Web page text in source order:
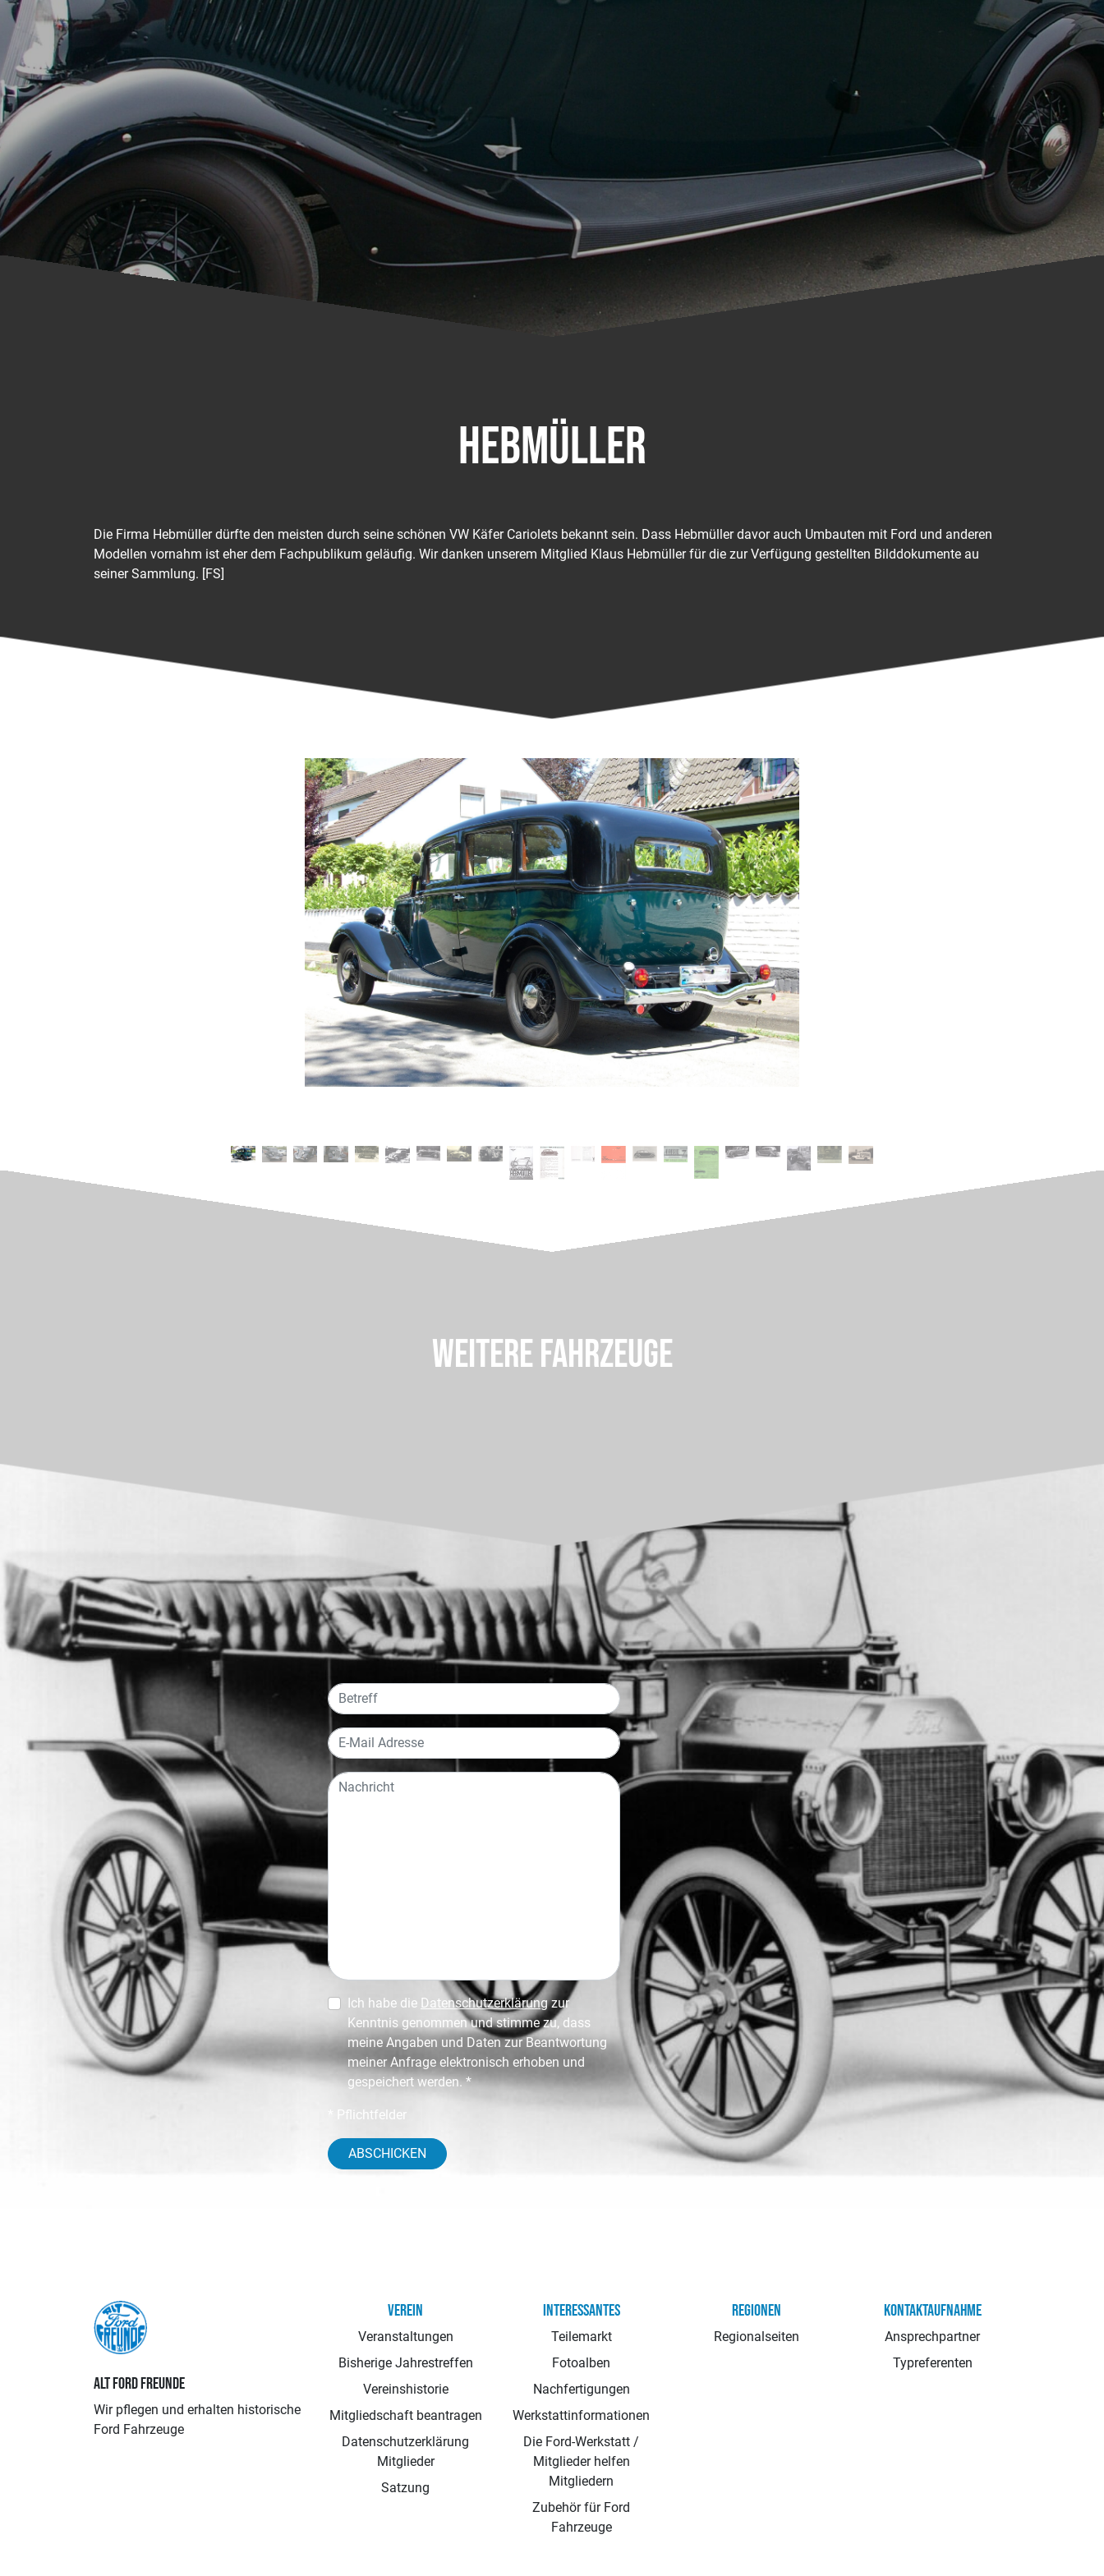
HEBMÜLLER
Die Firma Hebmüller dürfte den meisten durch seine schönen VW Käfer Cariolets bekannt sein. Dass Hebmüller davor auch Umbauten mit Ford und anderen
Modellen vornahm ist eher dem Fachpublikum geläufig. Wir danken unserem Mitglied Klaus Hebmüller für die zur Verfügung gestellten Bilddokumente au
seiner Sammlung. [FS]
WEITERE FAHRZEUGE
Ich habe die Datenschutzerklärungzur
Kenntnis genommen und stimme zu, dass
meine Angaben und Daten zur Beantwortung
meiner Anfrage elektronisch erhoben und
gespeichert werden. *
* Pflichtfelder
ABSCHICKEN
ALT FORD FREUNDE
Wir pflegen und erhalten historische
Ford Fahrzeuge
VEREIN
Veranstaltungen
Bisherige Jahrestreffen
Vereinshistorie
Mitgliedschaft beantragen
Datenschutzerklärung
Mitglieder
Satzung
INTERESSANTES
Teilemarkt
Fotoalben
Nachfertigungen
Werkstattinformationen
Die Ford-Werkstatt /
Mitglieder helfen
Mitgliedern
Zubehör für Ford
Fahrzeuge
REGIONEN
Regionalseiten
KONTAKTAUFNAHME
Ansprechpartner
Typreferenten